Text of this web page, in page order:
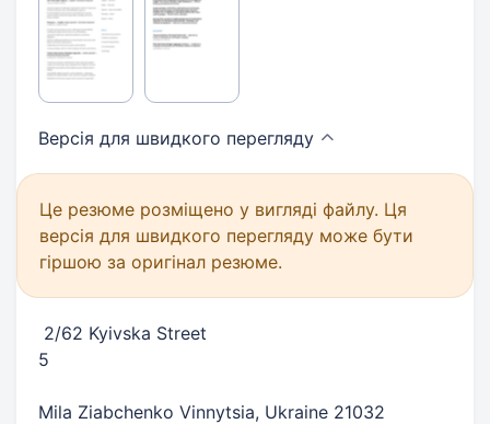
Версія для швидкого перегляду
Це резюме розміщено у вигляді файлу. Ця
версія для швидкого перегляду може бути
гіршою за оригінал резюме.
​ 2/62 Kyivska Street​
5
​Mila Ziabchenko​ ​Vinnytsia, Ukraine 21032​